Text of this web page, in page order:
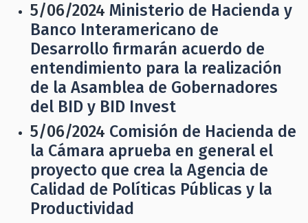
5/06/2024 Ministerio de Hacienda y
Banco Interamericano de
Desarrollo firmarán acuerdo de
entendimiento para la realización
de la Asamblea de Gobernadores
del BID y BID Invest
5/06/2024 Comisión de Hacienda de
la Cámara aprueba en general el
proyecto que crea la Agencia de
Calidad de Políticas Públicas y la
Productividad